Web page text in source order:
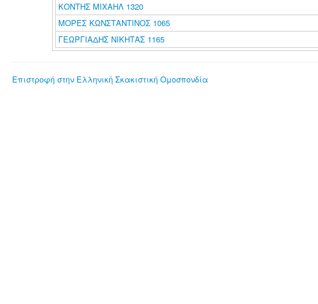
ΚΟΝΤΗΣ ΜΙΧΑΗΛ 1320
ΜΟΡΕΣ ΚΩΝΣΤΑΝΤΙΝΟΣ 1065
ΓΕΩΡΓΙΑΔΗΣ ΝΙΚΗΤΑΣ 1165
Επιστροφή στην Ελληνική Σκακιστική Ομοσπονδία